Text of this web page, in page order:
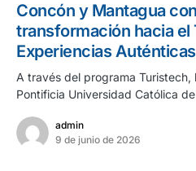
Concón y Mantagua
transformación hacia el
Experiencias Auténticas
A través del programa Turistech,
Pontificia Universidad Católica
admin
9 de junio de 2026